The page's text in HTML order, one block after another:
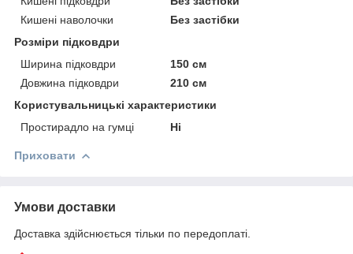
Кишені наволочки
Без застібки
Розміри підковдри
Ширина підковдри
150 см
Довжина підковдри
210 см
Користувальницькі характеристики
Простирадло на гумці
Ні
Приховати
Умови доставки
Доставка здійснюється тільки по передоплаті.